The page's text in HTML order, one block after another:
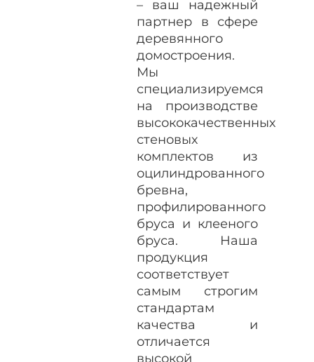
– ваш надежный
партнер в сфере
деревянного
домостроения.
Мы
специализируемся
на производстве
высококачественных
стеновых
комплектов из
оцилиндрованного
бревна,
профилированного
бруса и клееного
бруса. Наша
продукция
соответствует
самым строгим
стандартам
качества и
отличается
высокой